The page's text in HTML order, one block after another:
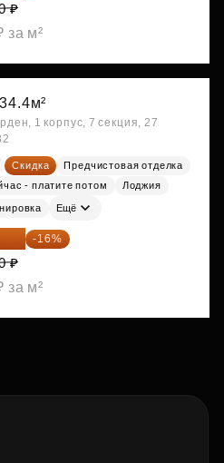
₽
за м²
34.4м²
1 корпус, 7 секция, 27
Скидка
Предчистовая отделка
- платите потом
Лоджия
Ещё
₽ -16%
₽
за м²